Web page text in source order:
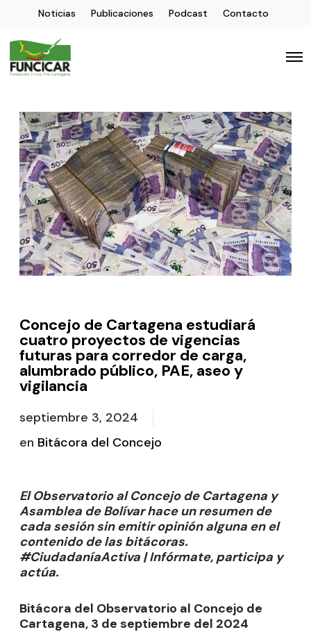
Noticias Publicaciones Podcast Contacto
Concejo de Cartagena estudiará
cuatro proyectos de vigencias
futuras para corredor de carga,
alumbrado público, PAE, aseo y
vigilancia
septiembre 3, 2024
en Bitácora del Concejo
El Observatorio al Concejo de Cartagena y
Asamblea de Bolívar hace un resumen de
cada sesión sin emitir opinión alguna en el
contenido de las bitácoras.
#CiudadaníaActiva | Infórmate, participa y
actúa.
Bitácora del Observatorio al Concejo de
Cartagena, 3 de septiembre del 2024